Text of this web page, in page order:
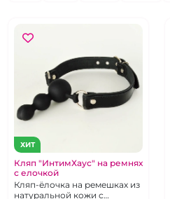
ХИТ
Кляп "ИнтимХаус" на ремнях
с елочкой
Кляп-ёлочка на ремешках из
натуральной кожи с